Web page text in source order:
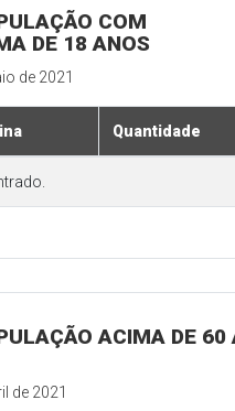
COM
DE 18 ANOS
de 2021
Quantidade
ACIMA DE 60
de 2021